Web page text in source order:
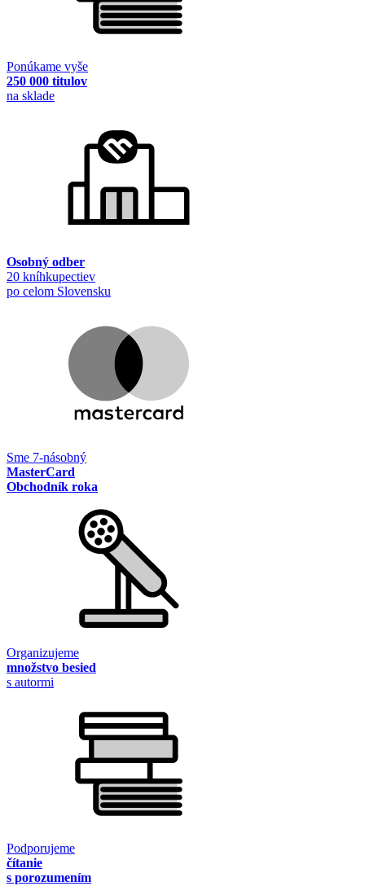
Ponúkame vyše
250 000 titulov
na sklade
Osobný odber
20 kníhkupectiev
po celom Slovensku
Sme 7-násobný
MasterCard
Obchodník roka
Organizujeme
množstvo besied
s autormi
Podporujeme
čítanie
s porozumením